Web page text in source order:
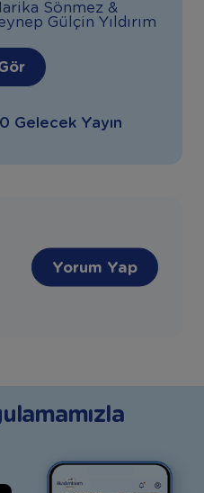
Sönmez &
Gülçin Yıldırım
Gelecek Yayın
Yorum Yap